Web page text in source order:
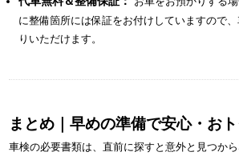
に整備箇所には保証をお付けしていますので
りいただけます。
まとめ｜早めの準備で安心・お
車検の必要書類は、直前に探すと意外と見つから